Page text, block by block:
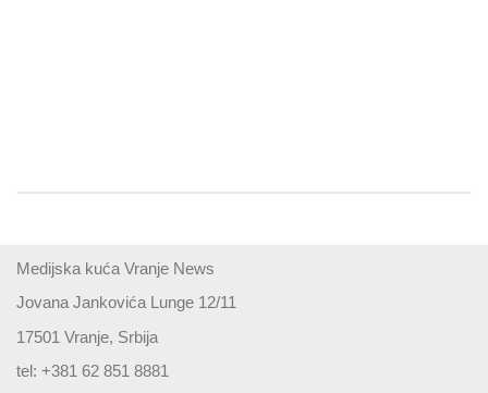
Medijska kuća Vranje News
Jovana Jankovića Lunge 12/11
17501 Vranje, Srbija
tel: +381 62 851 8881